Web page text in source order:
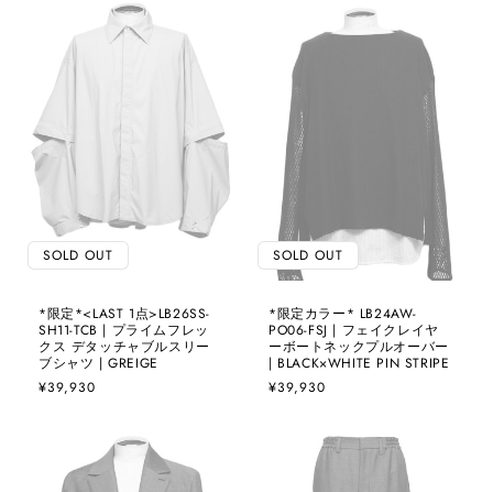
SOLD OUT
*限定*<LAST 1点>LB26SS-
SH11-TCB | プライムフレッ
クス デタッチャブルスリー
ブシャツ | GREIGE
通
¥39,930
SOLD OUT
*限定カラー* LB24AW-
PO06-FSJ | フェイクレイヤ
ーボートネックプルオーバー
| BLACK×WHITE PIN STRIPE
通
¥39,930